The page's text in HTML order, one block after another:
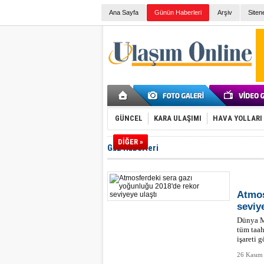
Ana Sayfa Günün Haberleri Arşiv
GÜNCEL KARA ULAŞIMI HAVA YOLLARI
DİĞER »
Gaz Haberleri
Dünya
tüm
işareti
26